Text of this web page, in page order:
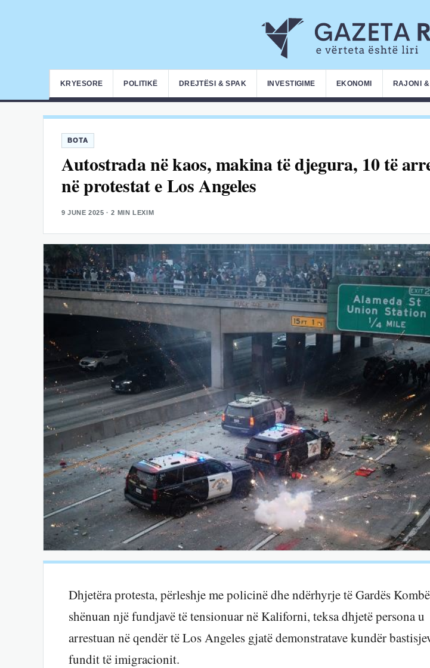
KRYESORE POLITIKË DREJTËSI & SPAK INVESTIGIME EKONOMI RAJONI
BOTA
Autostrada në kaos, makina të djegura, 10 të
në protestat e Los Angeles
9 JUNE 2025 · 2 MIN LEXIM
Dhjetëra protesta, përleshje me policinë dhe ndërhyrje të Gardës
shënuan një fundjavë të tensionuar në Kaliforni, teksa dhjetë persona u
arrestuan në qendër të Los Angeles gjatë demonstratave kundër
fundit të imigracionit.